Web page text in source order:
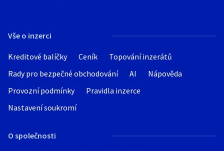
Vše o inzerci
Kreditové balíčky Ceník
Topování inzerátů
Rady pro bezpečné obchodování
AI
Nápověda
Provozní podmínky
Pravidla inzerce
Nastavení soukromí
O společnosti